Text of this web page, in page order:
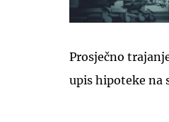
Prosječno
upis hipoteke na